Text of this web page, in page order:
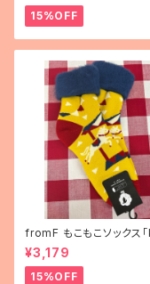
15%OFF
fromF もこもこソックス
elli（メリーゴーランド）」
¥3,179
15%OFF